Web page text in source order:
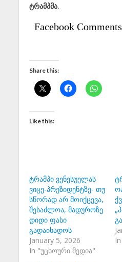
ტრამპმა.
Facebook
Share this:
Like this:
ტრამპი ვენესუელას
ვიცე-პრეზიდენტზე- თუ
სწორად არ მოიქცევა,
შესაძლოა, მადუროზე
დიდი ფასი
გადაიხადოს
January 5, 2026
In "უცხოური მედია"